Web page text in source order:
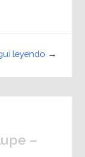
leyendo →
–